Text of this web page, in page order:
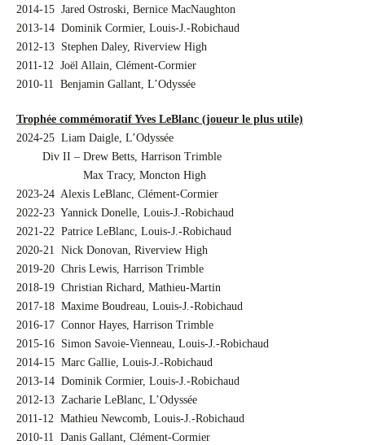
2014-15 Jared Ostroski, Bernice MacNaughton
2013-14 Dominik Cormier, Louis-J.-Robichaud
2012-13 Stephen Daley, Riverview High
2011-12 Joël Allain, Clément-Cormier
2010-11 Benjamin Gallant, L’Odyssée
Trophée commémoratif Yves LeBlanc (joueur le plus utile)
2024-25 Liam Daigle, L’Odyssée
Div II – Drew Betts, Harrison Trimble
Max Tracy, Moncton High
2023-24 Alexis LeBlanc, Clément-Cormier
2022-23 Yannick Donelle, Louis-J.-Robichaud
2021-22 Patrice LeBlanc, Louis-J.-Robichaud
2020-21 Nick Donovan, Riverview High
2019-20 Chris Lewis, Harrison Trimble
2018-19 Christian Richard, Mathieu-Martin
2017-18 Maxime Boudreau, Louis-J.-Robichaud
2016-17 Connor Hayes, Harrison Trimble
2015-16 Simon Savoie-Vienneau, Louis-J.-Robichaud
2014-15 Marc Gallie, Louis-J.-Robichaud
2013-14 Dominik Cormier, Louis-J.-Robichaud
2012-13 Zacharie LeBlanc, L’Odyssée
2011-12 Mathieu Newcomb, Louis-J.-Robichaud
2010-11 Danis Gallant, Clément-Cormier